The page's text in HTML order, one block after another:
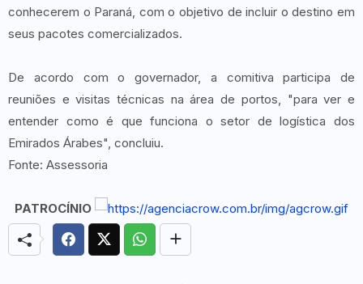
conhecerem o Paraná, com o objetivo de incluir o destino em
seus pacotes comercializados.
De acordo com o governador, a comitiva participa de
reuniões e visitas técnicas na área de portos, "para ver e
entender como é que funciona o setor de logística dos
Emirados Árabes", concluiu.
Fonte: Assessoria
PATROCÍNIO